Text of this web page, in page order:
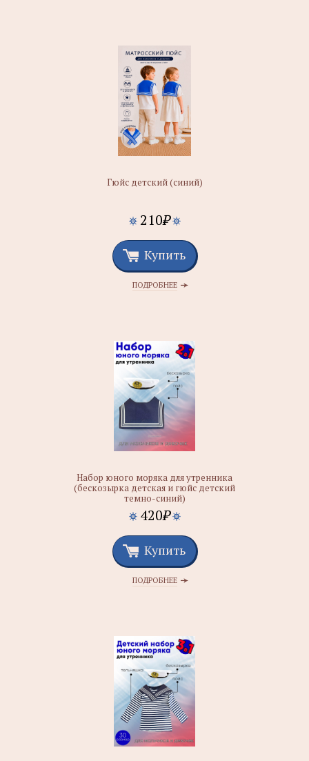
Гюйс детский (синий)
210₽
Купить
ПОДРОБНЕЕ
Набор юного моряка для утренника
(бескозырка детская и гюйс детский
темно-синий)
420₽
Купить
ПОДРОБНЕЕ